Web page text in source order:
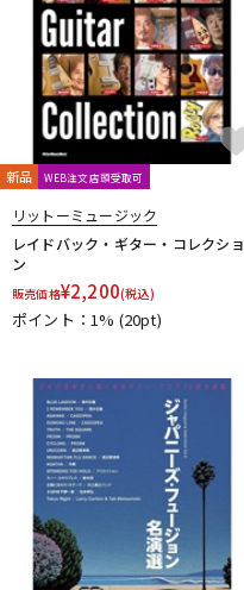
新品 WEB注文店頭受取可
リットーミュージック
レイドバック・ギター・コレクショ
ン
販売価格¥2,200(税込)
ポイント：1% (20pt)